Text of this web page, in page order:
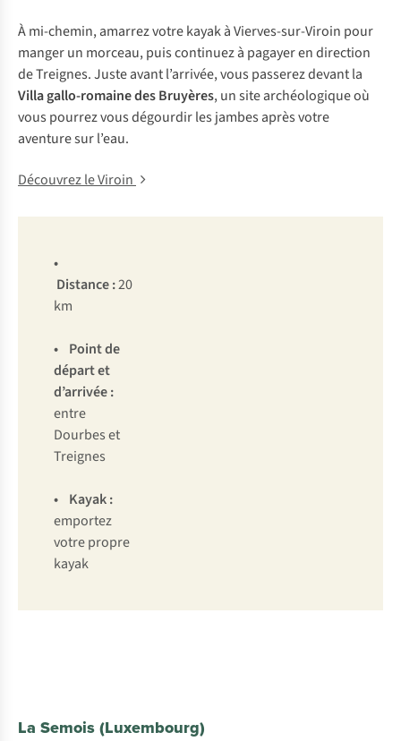
À mi-chemin, amarrez votre kayak à Vierves-sur-Viroin pour
manger un morceau, puis continuez à pagayer en direction
de Treignes. Juste avant l’arrivée, vous passerez devant la
Villa gallo-romaine des Bruyères, un site archéologique où
vous pourrez vous dégourdir les jambes après votre
aventure sur l’eau.
Découvrez le Viroin
•
Distance:20
km
• Point de
départ et
d’arrivée:
entre
Dourbes et
Treignes
• Kayak:
emportez
votre propre
kayak
La Semois (Luxembourg)